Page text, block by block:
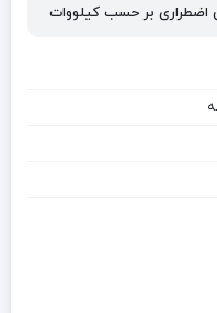
اضطراری بر حسب کیلووات